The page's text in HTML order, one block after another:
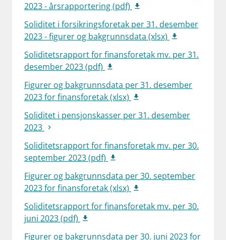
mail_outlineKontakt oss
work_outlineJobb hos oss
dashboardInformasjon for investorer
notifications_noneAbonner på nyhetsvarsel
2023 - årsrapportering (pdf)
Soliditet i forsikringsforetak per 31. desember
2023 - figurer og bakgrunnsdata (xlsx)
Soliditetsrapport for finansforetak mv. per 31.
desember 2023 (pdf)
Figurer og bakgrunnsdata per 31. desember
2023 for finansforetak (xlsx)
Soliditet i pensjonskasser per 31. desember
2023
Soliditetsrapport for finansforetak mv. per 30.
september 2023 (pdf)
Figurer og bakgrunnsdata per 30. september
2023 for finansforetak (xlsx)
Soliditetsrapport for finansforetak mv. per 30.
juni 2023 (pdf)
Figurer og bakgrunnsdata per 30. juni 2023 for